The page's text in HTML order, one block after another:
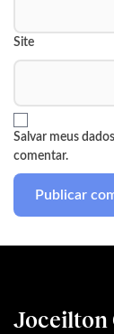
Site
Salvar meus
comentar.
Joceilton